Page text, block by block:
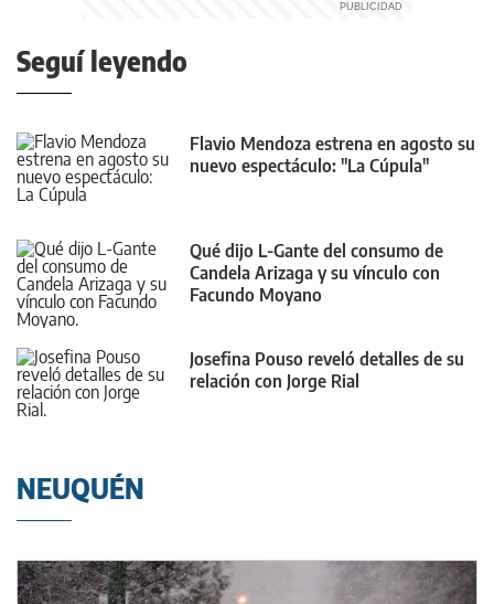
Seguí leyendo
Flavio Mendoza estrena en agosto su
nuevo espectáculo: "La Cúpula"
Qué dijo L-Gante del consumo de
Candela Arizaga y su vínculo con
Facundo Moyano
Josefina Pouso reveló detalles de su
relación con Jorge Rial
NEUQUÉN